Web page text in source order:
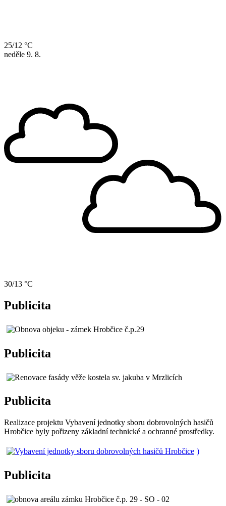
25/12 °C
neděle 9. 8.
30/13 °C
Publicita
Publicita
Publicita
Realizace projektu Vybavení jednotky sboru dobrovolných hasičů
Hrobčice byly pořizeny základní technické a ochranné prostředky.
)
Publicita